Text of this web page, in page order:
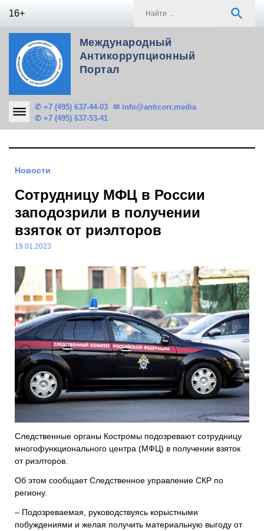
16+ search
Международный
Антикоррупционный
Портал
✆ +7 (495) 637-44-03
✆ +7 (495) 637-53-41
✉ info@anticorr.media
Новости
Сотрудницу МФЦ в России
заподозрили в получении
взяток от риэлторов
19.01.2023
Следственные органы Костромы подозревают сотрудницу
многофункционального центра (МФЦ) в получении взяток
от риэлторов.
Об этом сообщает Следственное управление СКР по
региону.
– Подозреваемая, руководствуясь корыстными
побуждениями и желая получить материальную выгоду от